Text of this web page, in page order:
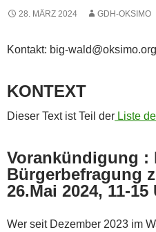
28. MÄRZ 2024 GDH-OKSIMO
Kontakt: big-wald@oksimo.org
KONTEXT
Dieser Text ist Teil der Liste
Vorankündigung :
Bürgerbefragung
26.Mai 2024, 11-15
Wer seit Dezember 2023 im